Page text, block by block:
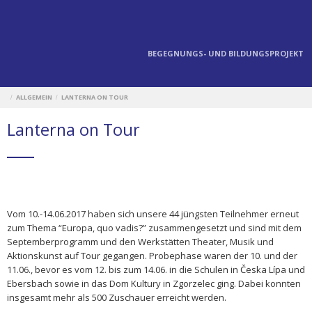
BEGEGNUNGS- UND BILDUNGSPROJEKT
/ ALLGEMEIN / LANTERNA ON TOUR
Lanterna on Tour
Vom 10.-14.06.2017 haben sich unsere 44 jüngsten Teilnehmer erneut
zum Thema “Europa, quo vadis?” zusammengesetzt und sind mit dem
Septemberprogramm und den Werkstätten Theater, Musik und
Aktionskunst auf Tour gegangen. Probephase waren der 10. und der
11.06., bevor es vom 12. bis zum 14.06. in die Schulen in Česka Lípa und
Ebersbach sowie in das Dom Kultury in Zgorzelec ging. Dabei konnten
insgesamt mehr als 500 Zuschauer erreicht werden.